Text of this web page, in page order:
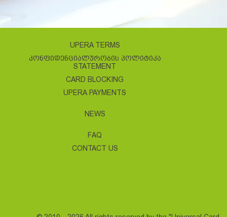
UPERA TERMS
ᲙᲝᲜᲤᲘᲓᲔᲜᲪᲘᲐᲚᲣᲠᲝᲑᲘᲡ ᲞᲝᲚᲘᲢᲘᲙᲐ
STATEMENT
CARD BLOCKING
UPERA PAYMENTS
NEWS
FAQ
CONTACT US